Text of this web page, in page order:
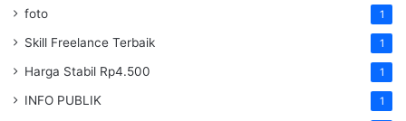
foto 1
Skill Freelance Terbaik 1
Harga Stabil Rp4.500 1
INFO PUBLIK 1